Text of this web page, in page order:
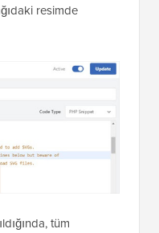
resimde
tüm